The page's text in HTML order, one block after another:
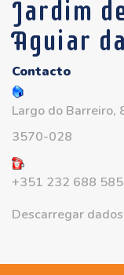
Jardim
Aguiar
Contacto
Largo do Barreiro,
3570-028
+351 232 688 585
Descarregar